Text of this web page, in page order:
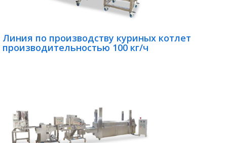
Линия по производству куриных котлет
производительностью 100 кг/ч